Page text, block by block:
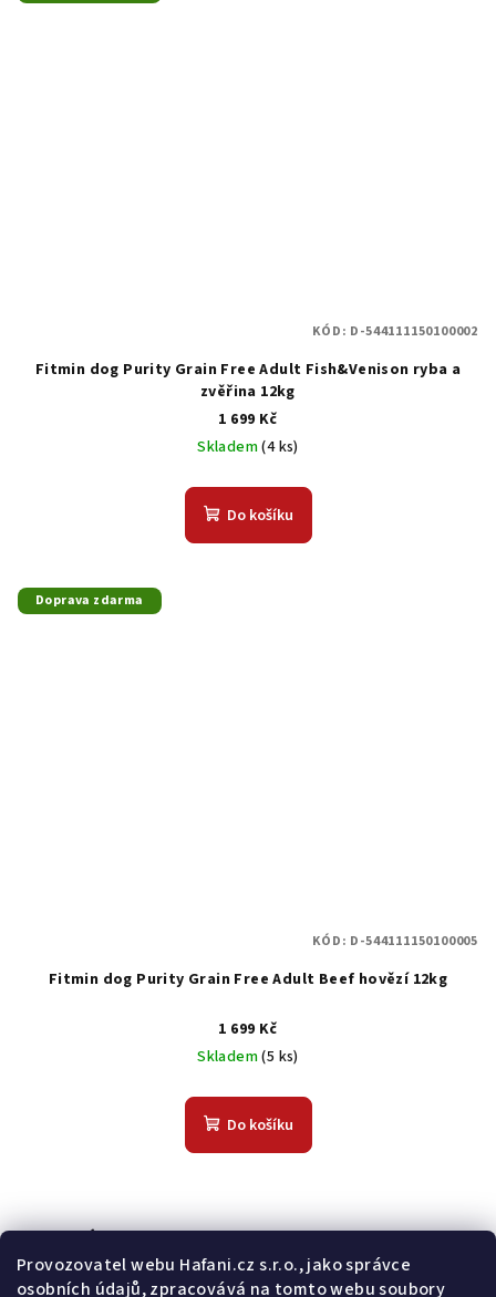
Provozovatel webu Hafani.cz s.r.o., jako správce
osobních údajů, zpracovává na tomto webu soubory
Fitmin dog Purity Grain Free Adult Fish&Venison ryba a
zvěřina 12kg
1 699 Kč
Skladem(4 ks)
Do košíku
KÓD: D-544111150100002
Doprava zdarma
Fitmin dog Purity Grain Free Adult Beef hovězí 12kg
1 699 Kč
Skladem(5 ks)
Do košíku
KÓD: D-544111150100005
Odebírat newsletter